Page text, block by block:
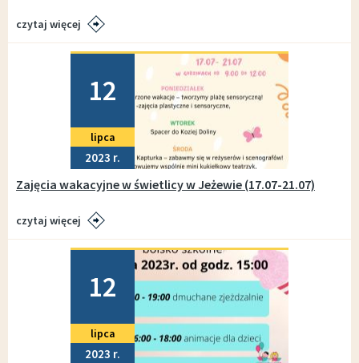
czytaj więcej
12
lipca
2023
Zajęcia wakacyjne w świetlicy w Jeżewie (17.07-21.07)
czytaj więcej
12
lipca
2023